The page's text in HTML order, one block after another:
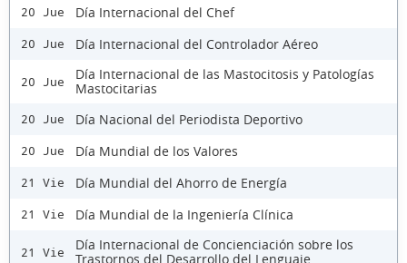
20 Jue Día Internacional del Chef
20 Jue Día Internacional del Controlador Aéreo
20 Jue
Día Internacional de las Mastocitosis y Patologías
Mastocitarias
20 Jue Día Nacional del Periodista Deportivo
20 Jue Día Mundial de los Valores
21 Vie Día Mundial del Ahorro de Energía
21 Vie Día Mundial de la Ingeniería Clínica
21 Vie
Día Internacional de Concienciación sobre los
Trastornos del Desarrollo del Lenguaje